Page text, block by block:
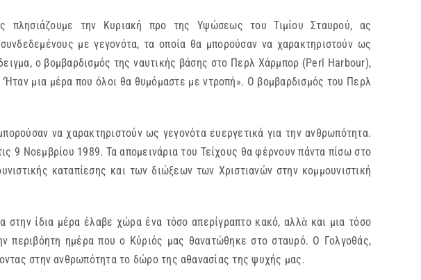
την Κυριακή προ της Υψώσεως του Τιμίου Σταυρού, ας
με γεγονότα, τα οποία θα μπορούσαν να χαρακτηριστούν ως
ο βομβαρδισμός της ναυτικής βάσης στο Περλ Χάρμπορ (Perl Harbour),
μια μέρα που όλοι θα θυμόμαστε με ντροπή». Ο βομβαρδισμός του Περλ
να χαρακτηριστούν ως γεγονότα ευεργετικά για την ανθρωπότητα.
9 Νοεμβρίου 1989. Τα απομεινάρια του Τείχους θα φέρνουν πάντα πίσω στο
καταπίεσης και των διώξεων των Χριστιανών στην κομμουνιστική
ίδια μέρα έλαβε χώρα ένα τόσο απερίγραπτο κακό, αλλὰ και μια τόσο
περιβόητη ημέρα που ο Κύριός μας θανατώθηκε στο σταυρό. Ο Γολγοθάς,
στην ανθρωπότητα το δώρο της αθανασίας της ψυχής μας.